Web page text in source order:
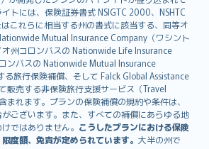
トには、保険証券書式 NSIGTC 2000、NSHTC
これらに相当する州の書式に該当する、同等オ
Mutual Insurance Company（ワシント
州コロンバスの Nationwide Life Insurance
ンバスの Nationwide Mutual Insurance
る旅行保険補償、そして Falck Global Assistance
販売する非保険旅行支援サービス（Travel
まれます。プランの保険補償の規約や条件は、
ございます。また、すべての補償にあらゆる地
ではありません。 こうしたプランにおける保険
度額、免責が定められています。 大半の州で